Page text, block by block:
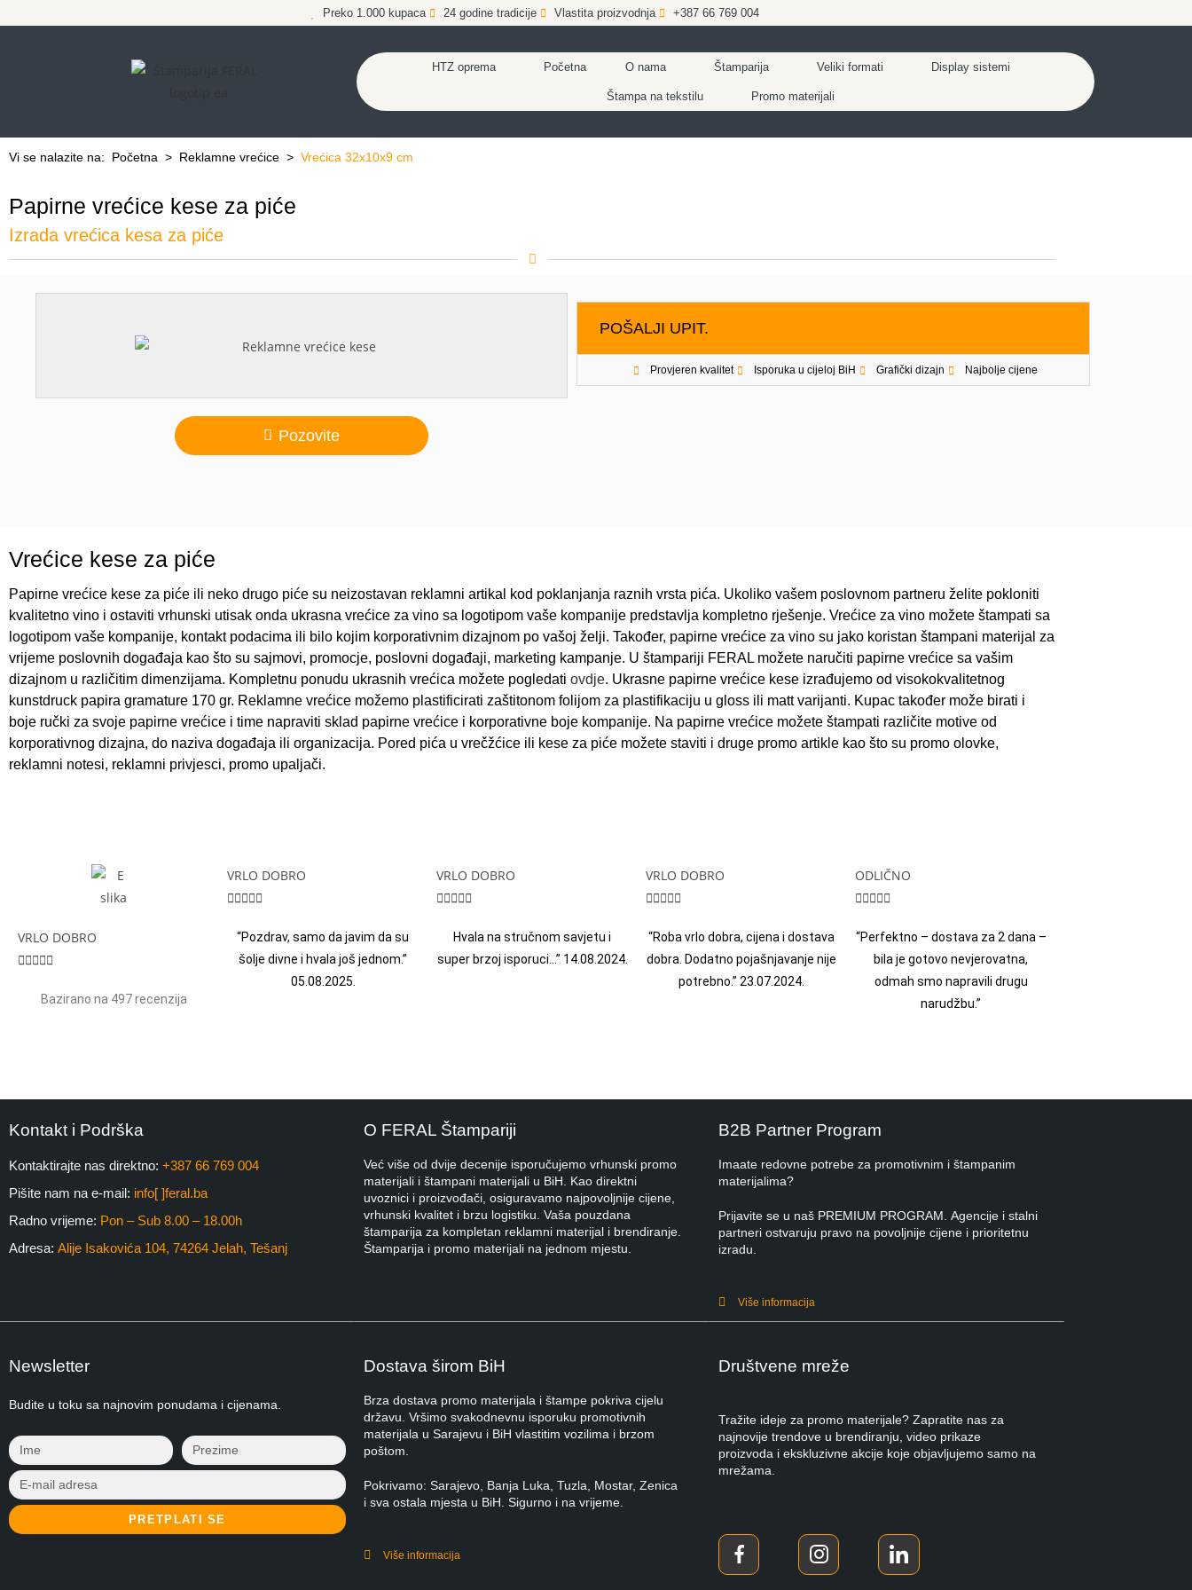
Preko 1.000 kupaca 24 godine tradicije Vlastita proizvodnja +387 66 769 004
HTZ oprema Početna O nama Štamparija Veliki formati Display sistemi
Štampa na tekstilu Promo materijali
Vi se nalazite na: Početna > Reklamne vrećice > Vrećica 32x10x9 cm
Papirne vrećice kese za piće
Izrada vrećica kesa za piće
Pozovite
POŠALJI UPIT.
Provjeren kvalitet Isporuka u cijeloj BiH Grafički dizajn Najbolje cijene
Vrećice kese za piće
Papirne vrećice kese za piće ili neko drugo piće su neizostavan reklamni artikal kod poklanjanja raznih vrsta pića. Ukoliko vašem poslovnom partneru želite pokloniti
kvalitetno vino i ostaviti vrhunski utisak onda ukrasna vrećice za vino sa logotipom vaše kompanije predstavlja kompletno rješenje. Vrećice za vino možete štampati sa
logotipom vaše kompanije, kontakt podacima ili bilo kojim korporativnim dizajnom po vašoj želji. Također, papirne vrećice za vino su jako koristan štampani materijal za
vrijeme poslovnih događaja kao što su sajmovi, promocje, poslovni događaji, marketing kampanje. U štampariji FERAL možete naručiti papirne vrećice sa vašim
dizajnom u različitim dimenzijama. Kompletnu ponudu ukrasnih vrećica možete pogledati ovdje. Ukrasne papirne vrećice kese izrađujemo od visokokvalitetnog
kunstdruck papira gramature 170 gr. Reklamne vrećice možemo plastificirati zaštitonom folijom za plastifikaciju u gloss ili matt varijanti. Kupac također može birati i
boje ručki za svoje papirne vrećice i time napraviti sklad papirne vrećice i korporativne boje kompanije. Na papirne vrećice možete štampati različite motive od
korporativnog dizajna, do naziva događaja ili organizacija. Pored pića u vrečžćice ili kese za piće možete staviti i druge promo artikle kao što su promo olovke,
reklamni notesi, reklamni privjesci, promo upaljači.
VRLO DOBRO

Bazirano na 497 recenzija
VRLO DOBRO

“Pozdrav, samo da javim da su
šolje divne i hvala još jednom.”
05.08.2025.
VRLO DOBRO

Hvala na stručnom savjetu i
super brzoj isporuci…” 14.08.2024.
VRLO DOBRO

“Roba vrlo dobra, cijena i dostava
dobra. Dodatno pojašnjavanje nije
potrebno.” 23.07.2024.
ODLIČNO

“Perfektno – dostava za 2 dana –
bila je gotovo nevjerovatna,
odmah smo napravili drugu
narudžbu.”
Kontakt i Podrška
Kontaktirajte nas direktno: +387 66 769 004
Pišite nam na e-mail: info[ ]feral.ba
Radno vrijeme: Pon – Sub 8.00 – 18.00h
Adresa: Alije Isakovića 104, 74264 Jelah, Tešanj
O FERAL Štampariji
Već više od dvije decenije isporučujemo vrhunski promo
materijali i štampani materijali u BiH. Kao direktni
uvoznici i proizvođači, osiguravamo najpovoljnije cijene,
vrhunski kvalitet i brzu logistiku. Vaša pouzdana
štamparija za kompletan reklamni materijal i brendiranje.
Štamparija i promo materijali na jednom mjestu.
B2B Partner Program
Imaate redovne potrebe za promotivnim i štampanim
materijalima?
Prijavite se u naš PREMIUM PROGRAM. Agencije i stalni
partneri ostvaruju pravo na povoljnije cijene i prioritetnu
izradu.
Više informacija
Newsletter
Budite u toku sa najnovim ponudama i cijenama.
PRETPLATI SE
Dostava širom BiH
Brza dostava promo materijala i štampe pokriva cijelu
državu. Vršimo svakodnevnu isporuku promotivnih
materijala u Sarajevu i BiH vlastitim vozilima i brzom
poštom.
Pokrivamo: Sarajevo, Banja Luka, Tuzla, Mostar, Zenica
i sva ostala mjesta u BiH. Sigurno i na vrijeme.
Više informacija
Društvene mreže
Tražite ideje za promo materijale? Zapratite nas za
najnovije trendove u brendiranju, video prikaze
proizvoda i ekskluzivne akcije koje objavljujemo samo na
mrežama.